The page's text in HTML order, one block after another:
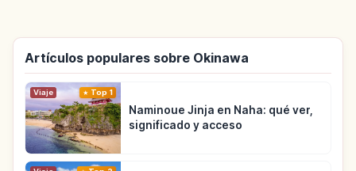
Artículos populares sobre Okinawa
Viaje Top 1
Naminoue Jinja en Naha: qué ver,
significado y acceso